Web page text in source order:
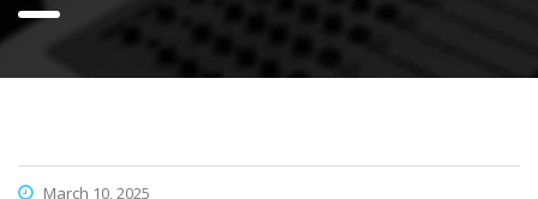
March 10, 2025